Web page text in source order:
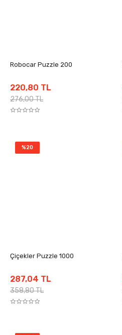
Robocar Puzzle 200
220,80 TL
276,00 TL
%20
Çiçekler Puzzle 1000
287,04 TL
358,80 TL